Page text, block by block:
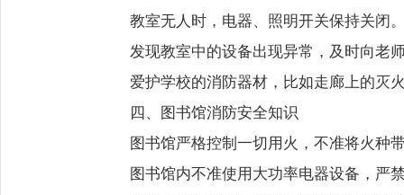
教室无人时，电器、照明开关保持关闭
发现教室中的设备出现异常，及时向老
爱护学校的消防器材，比如走廊上的灭
四、图书馆消防安全知识
图书馆严格控制一切用火，不准将火种
图书馆内不准使用大功率电器设备，严